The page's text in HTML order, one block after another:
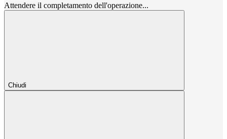
Attendere il completamento dell'operazione...
Chiudi